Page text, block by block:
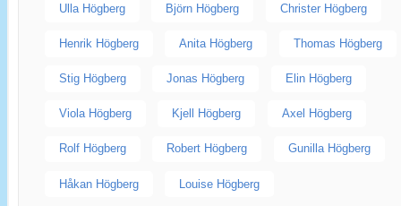
Ulla Högberg Björn Högberg Christer Högberg
Henrik Högberg Anita Högberg Thomas Högberg
Stig Högberg Jonas Högberg Elin Högberg
Viola Högberg Kjell Högberg Axel Högberg
Rolf Högberg Robert Högberg Gunilla Högberg
Håkan Högberg Louise Högberg